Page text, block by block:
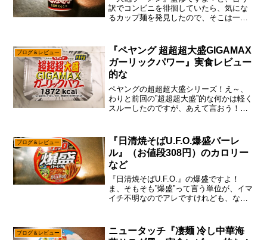
訳でコンビニを徘徊していたら、気にな
るカップ麺を発見したので、そこは一応
は食べるの止めようと思っているのです
が、これも仕事ですからね...
ブログ＆レビュー
『ペヤング 超超超大盛GIGAMAX
ガーリックパワー』実食レビュー
的な
ペヤングの超超超大盛シリーズ！え～、
わりと前回の”超超超大盛”的な何かは軽く
スルーしたのですが、あえて言おう！
って、100％ウケ狙いのネタ商品とかいち
いち付き合ってら...
ブログ＆レビュー
『日清焼そばU.F.O.爆盛バーレ
ル』（お値段308円）のカロリー
など
『日清焼そばU.F.O.』の爆盛ですよ！
ま、そもそも”爆盛”って言う単位が、イマ
イチ不明なのでアレですけれども、なん
っちゃうYouTubeの場合、”爆盛り激盛り
デカ盛り...
ブログ＆レビュー
ニュータッチ『凄麺 冷し中華海